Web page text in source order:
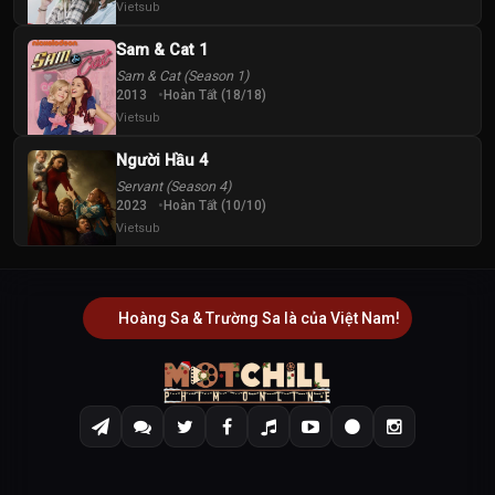
52
55
Tập
56
Tập
61
Tập
65
Tập
66
Tập
Tập
68
Tập
Tập
Vietsub
Sam & Cat 1
Sam & Cat (Season 1)
2013 Hoàn Tất (18/18)
Vietsub
Người Hầu 4
Servant (Season 4)
2023 Hoàn Tất (10/10)
Vietsub
Hoàng Sa & Trường Sa là của Việt Nam!